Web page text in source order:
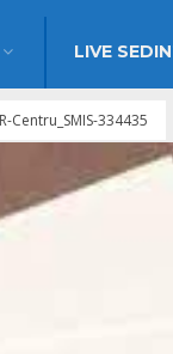
LIVE
Centru_SMIS-334435